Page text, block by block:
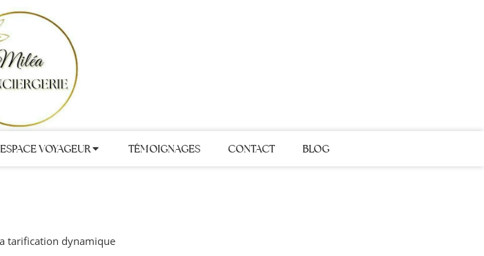
ESPACE VOYAGEUR TÉMOIGNAGES CONTACT BLOG